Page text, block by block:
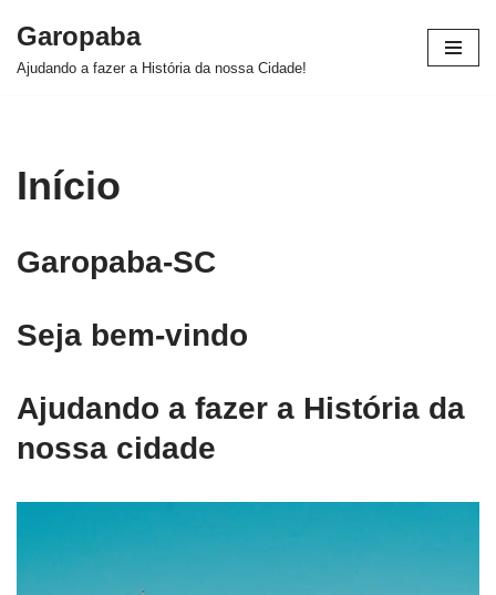
Pular
Garopaba
Ajudando a fazer a História da nossa Cidade!
Início
Garopaba-SC
Seja bem-vindo
Ajudando a fazer a História da
nossa cidade